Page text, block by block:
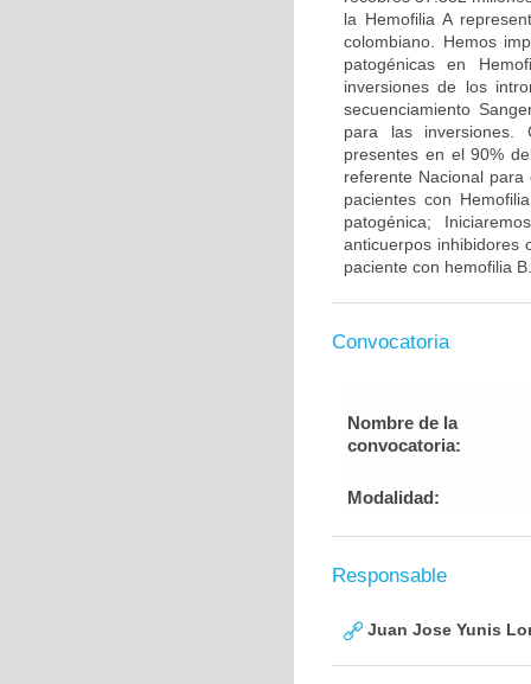
la Hemofilia A
colombiano. Hemos
patogénicas en
inversiones de los
secuenciamiento
para las inversiones.
presentes en el 90%
referente Nacional
pacientes con
patogénica;
anticuerpos inhibidores
paciente con hemofilia B.
Convocatoria
Nombre de la
convocatoria:
Modalidad:
Responsable
Juan Jose Yunis